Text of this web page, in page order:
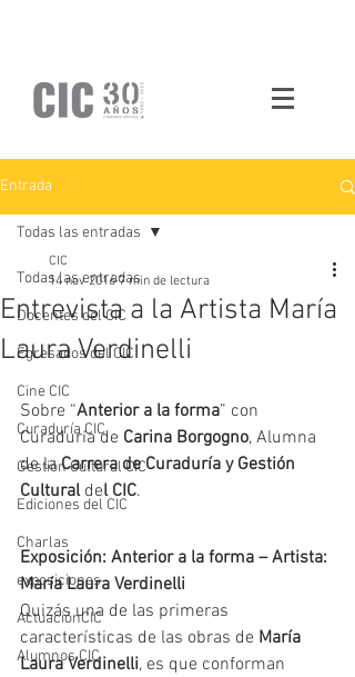
Entrada
Todas las entradas
Docentes del CIC
Egresados del CIC
Cine CIC
Curaduría CIC
Gestión Cultural CIC
Ediciones del CIC
Charlas
exposiciones
ActuaciónCIC
Alumnos CIC
Todas las entradas
Entrevista a la Artista María
Laura Verdinelli
CIC
14 nov 2016 7 min de lectura
Sobre “Anterior a la forma” con
Curaduría de Carina Borgogno, Alumna
de la Carrera de Curaduría y Gestión
Cultural del CIC.
Exposición: Anterior a la forma – Artista:
María Laura Verdinelli
Quizás una de las primeras
características de las obras de María
Laura Verdinelli, es que conforman